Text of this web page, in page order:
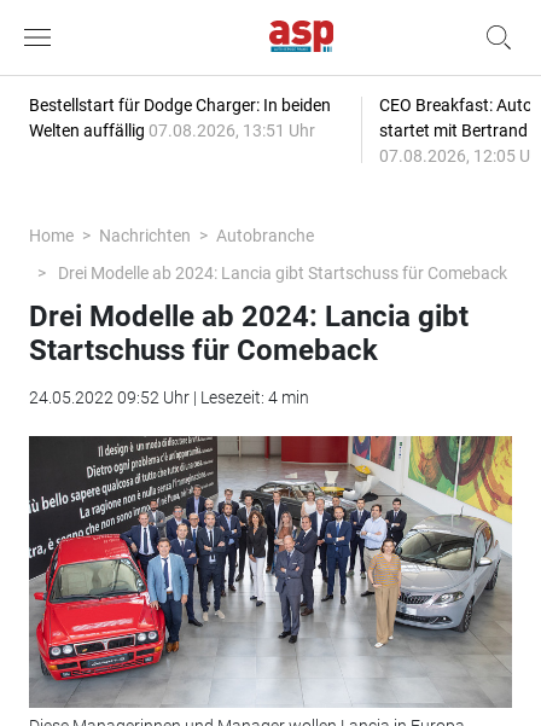
Bestellstart für Dodge Charger: In beiden
Welten auffällig 07.08.2026, 13:51 Uhr
CEO Breakfast:
startet mit Bertrand
07.08.2026, 12:05
Home Nachrichten
Autobranche
Drei Modelle ab 2024: Lancia gibt Startschuss für Comeback
Drei Modelle ab 2024: Lancia gibt
Startschuss für Comeback
24.05.2022 09:52 Uhr | Lesezeit: 4 min